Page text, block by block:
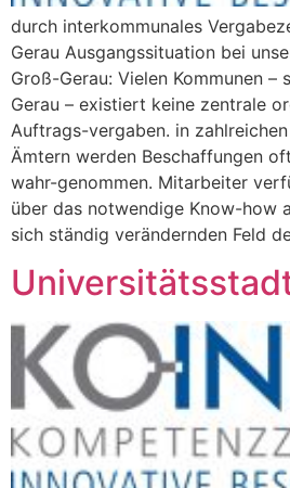
durch interkommunales
Gerau Ausgangssituation bei
Groß-Gerau: Vielen Kommunen –
Gerau – existiert keine zentrale
Auftrags-vergaben. in
Ämtern werden Beschaffungen
wahr-genommen. Mitarbeiter
über das notwendige Know-how
sich ständig verändernden Feld